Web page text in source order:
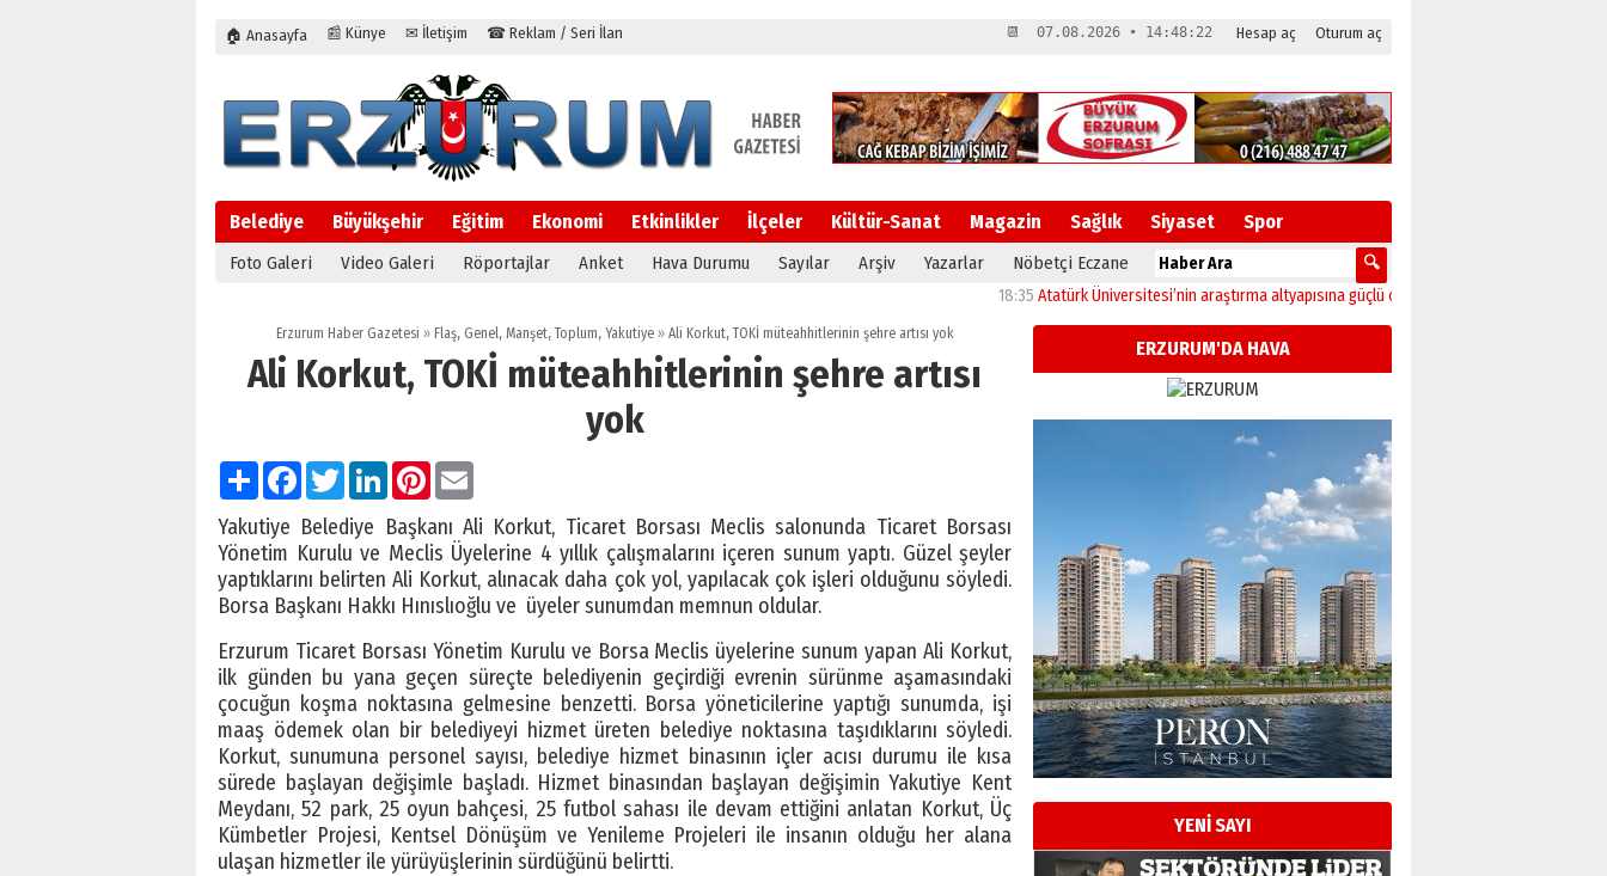
🏠 Anasayfa 📰 Künye ✉ İletişim ☎ Reklam / Seri İlan Hesap aç Oturum aç
📆 07.08.2026 • 14:48:23
Belediye Büyükşehir Eğitim Ekonomi Etkinlikler İlçeler Kültür-Sanat Magazin Sağlık Siyaset Spor
Foto Galeri Video Galeri Röportajlar Anket Hava Durumu Sayılar Arşiv Yazarlar Nöbetçi Eczane
Atatürk Üniversitesi’nin araştırma altyapısına güçlü onay 12:04
Erzurum Haber Gazetesi » Flaş, Genel, Manşet,Toplum, Yakutiye »Ali Korkut, TOKİ müteahhitlerinin şehre artısı yok
Ali Korkut, TOKİ müteahhitlerinin şehre artısı
yok
PaylaşFacebook
TwitterLinkedInPinterest
Yakutiye Belediye Başkanı Ali Korkut, Ticaret Borsası Meclis salonunda Ticaret Borsası
Yönetim Kurulu ve Meclis Üyelerine 4 yıllık çalışmalarını içeren sunum yaptı. Güzel şeyler
yaptıklarını belirten Ali Korkut, alınacak daha çok yol, yapılacak çok işleri olduğunu söyledi.
Borsa Başkanı Hakkı Hınıslıoğlu ve üyeler sunumdan memnun oldular.
Erzurum Ticaret Borsası Yönetim Kurulu ve Borsa Meclis üyelerine sunum yapan Ali Korkut,
ilk günden bu yana geçen süreçte belediyenin geçirdiği evrenin sürünme aşamasındaki
çocuğun koşma noktasına gelmesine benzetti. Borsa yöneticilerine yaptığı sunumda, işi
maaş ödemek olan bir belediyeyi hizmet üreten belediye noktasına taşıdıklarını söyledi.
Korkut, sunumuna personel sayısı, belediye hizmet binasının içler acısı durumu ile kısa
sürede başlayan değişimle başladı. Hizmet binasından başlayan değişimin Yakutiye Kent
Meydanı, 52 park, 25 oyun bahçesi, 25 futbol sahası ile devam ettiğini anlatan Korkut, Üç
Kümbetler Projesi, Kentsel Dönüşüm ve Yenileme Projeleri ile insanın olduğu her alana
ulaşan hizmetler ile yürüyüşlerinin sürdüğünü belirtti.
ERZURUM'DA HAVA
YENİ SAYI